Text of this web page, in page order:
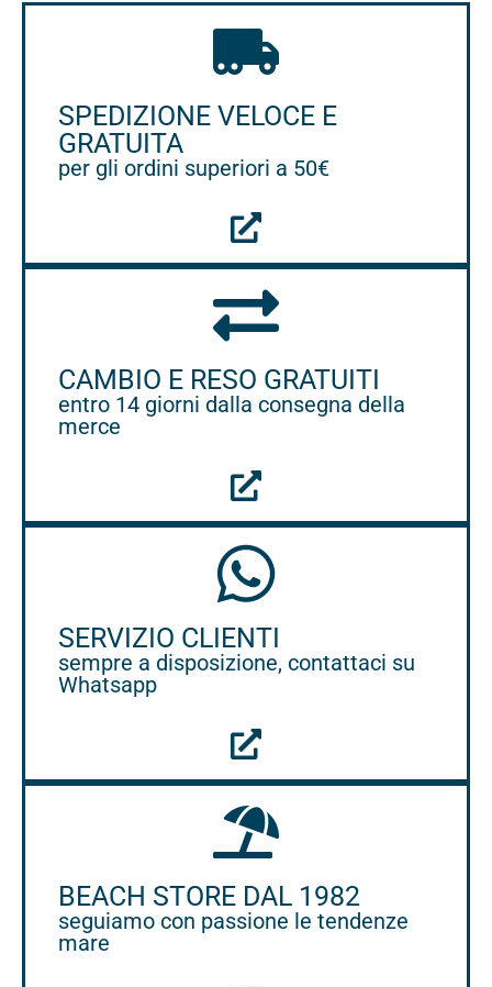
SPEDIZIONE VELOCE E
GRATUITA
per gli ordini superiori a 50€
CAMBIO E RESO GRATUITI
entro 14 giorni dalla consegna della
merce
SERVIZIO CLIENTI
sempre a disposizione, contattaci su
Whatsapp
BEACH STORE DAL 1982
seguiamo con passione le tendenze
mare